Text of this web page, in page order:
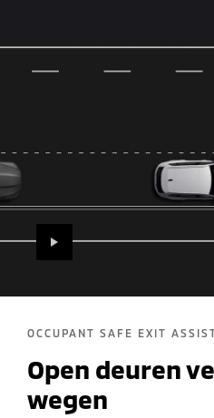
OCCUPANT SAFE EXIT
Open deuren
wegen